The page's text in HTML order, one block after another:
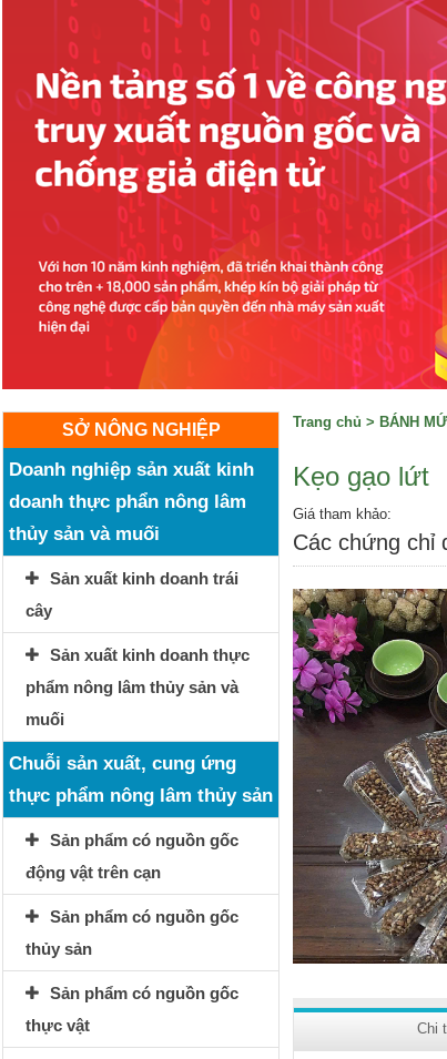
SỞ NÔNG NGHIỆP
Doanh nghiệp sản xuất kinh
doanh thực phẩn nông lâm
thủy sản và muối
Sản xuất kinh doanh trái
cây
Sản xuất kinh doanh thực
phẩm nông lâm thủy sản và
muối
Chuỗi sản xuất, cung ứng
thực phẩm nông lâm thủy sản
Sản phẩm có nguồn gốc
động vật trên cạn
Sản phẩm có nguồn gốc
thủy sản
Sản phẩm có nguồn gốc
thực vật
Trang chủ > BÁNH
Kẹo gạo lứt
Giá tham khảo:
Các chứng chỉ
Chi